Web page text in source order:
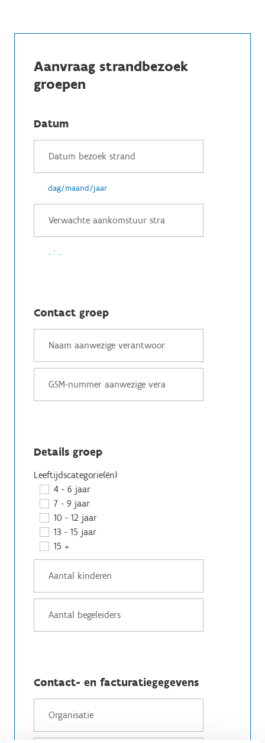
Aanvraag strandbezoek
groepen
Datum
dag/maand/jaar
.. : ..
Contact groep
Details groep
Leeftijdscategorie(ën)
4 - 6 jaar
7 - 9 jaar
10 - 12 jaar
13 - 15 jaar
15 +
Contact- en facturatiegegevens